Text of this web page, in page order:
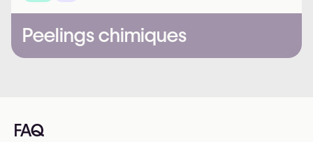
Peelings chimiques
FAQ